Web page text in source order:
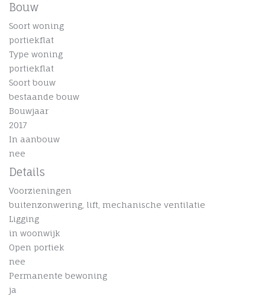
Bouw
Soort woning
portiekflat
Type woning
portiekflat
Soort bouw
bestaande bouw
Bouwjaar
2017
In aanbouw
nee
Details
Voorzieningen
buitenzonwering, lift, mechanische ventilatie
Ligging
in woonwijk
Open portiek
nee
Permanente bewoning
ja